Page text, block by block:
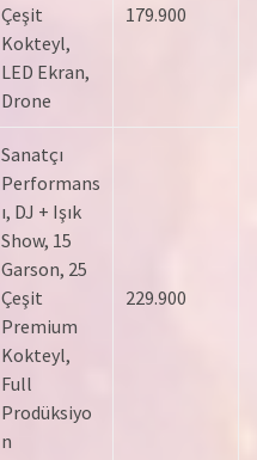
Çeşit
Kokteyl,
LED Ekran,
Drone
179.900
Sanatçı
Performans
ı, DJ + Işık
Show, 15
Garson, 25
Çeşit
Premium
Kokteyl,
Full
Prodüksiyo
n
229.900